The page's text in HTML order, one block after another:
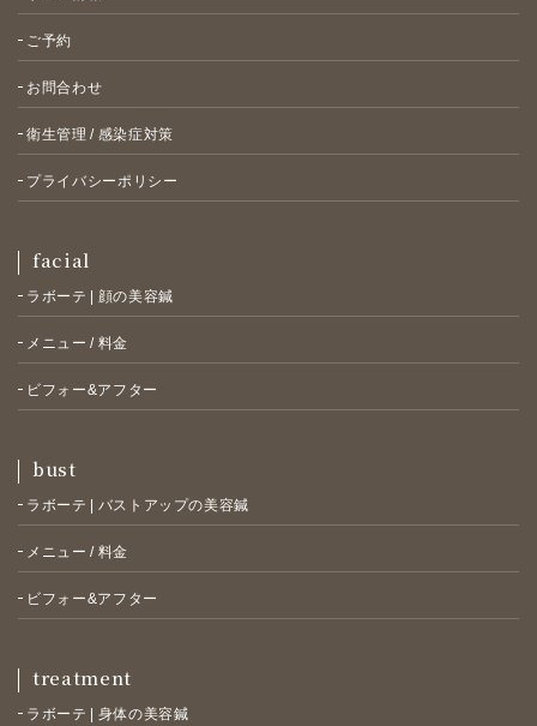
ご予約
お問合わせ
衛生管理 / 感染症対策
プライバシーポリシー
facial
ラボーテ | 顔の美容鍼
メニュー / 料金
ビフォー&アフター
bust
ラボーテ | バストアップの美容鍼
メニュー / 料金
ビフォー&アフター
treatment
ラボーテ | 身体の美容鍼